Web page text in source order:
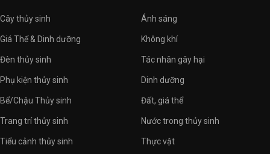
Cây thủy sinh
Giá Thể & Dinh dưỡng
Đèn thủy sinh
Phụ kiện thủy sinh
Bể/Chậu Thủy sinh
Trang trí thủy sinh
Tiểu cảnh thủy sinh
Ánh sáng
Không khí
Tác nhân gây hại
Dinh dưỡng
Đất, giá thể
Nước trong thủy sinh
Thực vật